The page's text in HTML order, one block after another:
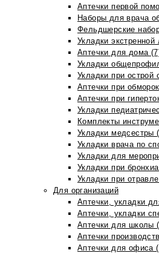
Аптечки первой
Наборы для врача
Фельдшерские
Укладки
Аптечки для дома
Укладки
Укладки при острой
Аптечки при
Аптечки при
Укладки
Комплекты
Укладки медсестры
Укладки врача по
Укладки для
Укладки при
Укладки при
Для организаций
Аптечки, укладки
Аптечки, укладки
Аптечки для школы
Аптечки
Аптечки для офиса